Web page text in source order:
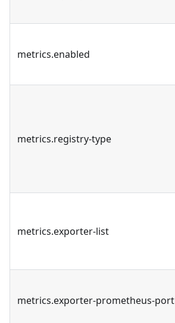
metrics.enabled
metrics.registry-type
metrics.exporter-list
metrics.exporter-prometheus-port